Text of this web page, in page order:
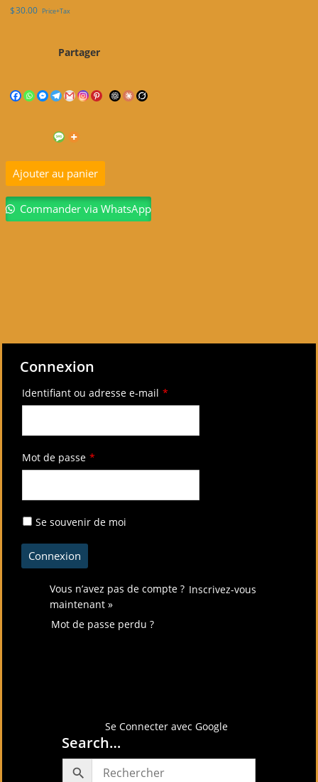
$30.00 Price+Tax
Partager
Ajouter au panier
Commander via WhatsApp
Connexion
Identifiant ou adresse e-mail *
Mot de passe *
Se souvenir de moi
Vous n’avez pas de compte ? Inscrivez-vous
maintenant »
Mot de passe perdu ?
Se Connecter avec Google
Search…